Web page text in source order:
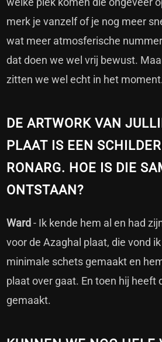
merk je vanzelf of je nog meer
wat meer atmosferische
dat doen we wel vrij bewust.
zitten we wel echt in het moment.
DE ARTWORK VAN
PLAAT IS EEN
RONARG. HOE IS DIE
ONTSTAAN?
Ward- Ik kende hem al en had
voor de Azaghal plaat, die vond
minimale schets gemaakt en
plaat over gaat. En toen hij heeft
gemaakt.